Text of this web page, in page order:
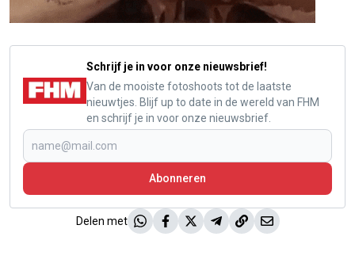
Schrijf je in voor onze nieuwsbrief!
Van de mooiste fotoshoots tot de laatste
nieuwtjes. Blijf up to date in de wereld van FHM
en schrijf je in voor onze nieuwsbrief.
Abonneren
Delen met